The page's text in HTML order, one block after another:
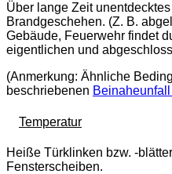
Über lange Zeit
Brandgeschehen. (Z. B.
Gebäude, Feuerwehr findet
eigentlichen und
(Anmerkung: Ähnliche
beschriebenen
Temperatur
Heiße Türklinken bzw. -
Fensterscheiben.